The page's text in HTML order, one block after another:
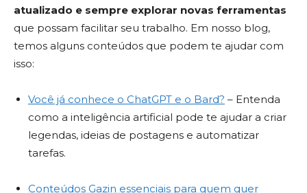
atualizado e sempre explorar novas ferramentas
que possam facilitar seu trabalho. Em nosso blog,
temos alguns conteúdos que podem te ajudar com
isso:
Você já conhece o ChatGPT e o Bard? – Entenda
como a inteligência artificial pode te ajudar a criar
legendas, ideias de postagens e automatizar
tarefas.
Conteúdos Gazin essenciais para quem quer